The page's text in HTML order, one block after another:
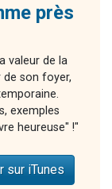
près
valeur de la
son foyer,
exemples
heureuse" !"
sur iTunes